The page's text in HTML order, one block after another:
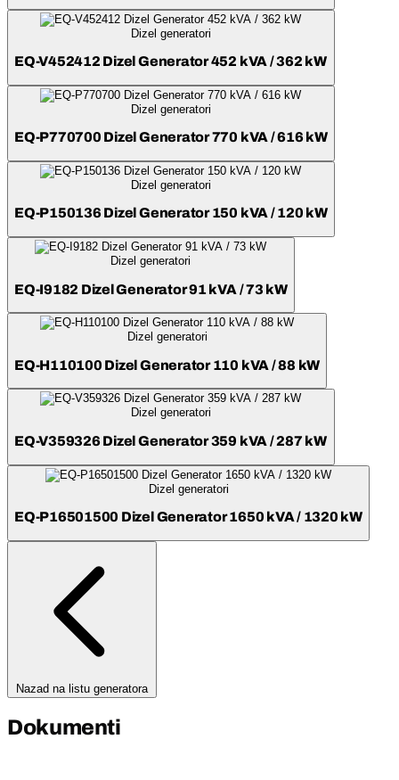
Dizel generatori
EQ-V452412 Dizel Generator 452 kVA / 362 kW
Dizel generatori
EQ-P770700 Dizel Generator 770 kVA / 616 kW
Dizel generatori
EQ-P150136 Dizel Generator 150 kVA / 120 kW
Dizel generatori
EQ-I9182 Dizel Generator 91 kVA / 73 kW
Dizel generatori
EQ-H110100 Dizel Generator 110 kVA / 88 kW
Dizel generatori
EQ-V359326 Dizel Generator 359 kVA / 287 kW
Dizel generatori
EQ-P16501500 Dizel Generator 1650 kVA / 1320 kW
Nazad na listu generatora
Dokumenti